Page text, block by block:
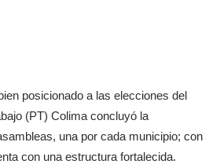
posicionado a las elecciones del
(PT) Colima concluyó la
una por cada municipio; con
con una estructura fortalecida.